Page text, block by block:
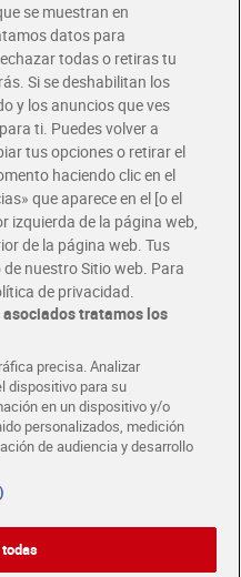
tu tienda más cercana
CADA DIA
DIA CORPORATE
se muestran en
datos para
todas o retiras tu
Si se deshabilitan los
y los anuncios que ves
ti. Puedes volver a
tus opciones o retirar el
haciendo clic en el
que aparece en el [o el
izquierda de la página web,
de la página web. Tus
nuestro Sitio web. Para
de privacidad.
tratamos los
precisa. Analizar
dispositivo para su
en un dispositivo y/o
personalizados, medición
de audiencia y desarrollo